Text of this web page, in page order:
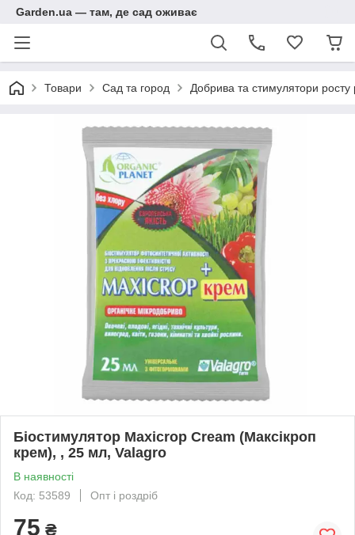
Garden.ua — там, де сад оживає
Товари Сад та город Добрива та стимулятори росту
Біостимулятор Maxicrop Cream (Максікроп
крем), , 25 мл, Valagro
В наявності
Код: 53589
Опт і роздріб
75 ₴